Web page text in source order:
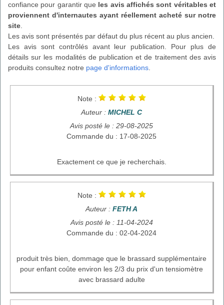
confiance pour garantir que les avis affichés sont véritables et
proviennent d'internautes ayant réellement acheté sur notre
site.
Les avis sont présentés par défaut du plus récent au plus ancien.
Les avis sont contrôlés avant leur publication. Pour plus de
détails sur les modalités de publication et de traitement des avis
produits consultez notre page d'informations.
Note :
Auteur : MICHEL C
Avis posté le : 29-08-2025
Commande du : 17-08-2025
Exactement ce que je recherchais.
Note :
Auteur : FETH A
Avis posté le : 11-04-2024
Commande du : 02-04-2024
produit très bien, dommage que le brassard supplémentaire
pour enfant coûte environ les 2/3 du prix d'un tensiomètre
avec brassard adulte